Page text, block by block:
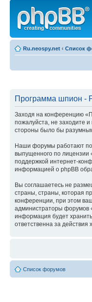
Ru.neospy.net ‹ Список
Программа шпион -
Заходя на конференцию
пожалуйста, не заходите
стороны было бы
Наши форумы работают
выпущенного по лицензии
поддержкой интернет-
информацией о phpBB
Вы соглашаетесь не
страны, страны, которая
конференции, при этом
администраторы форумов
информация будет
ответственна за действия
Список форумов